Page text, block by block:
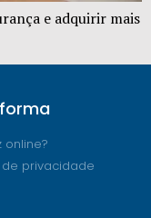
e adquirir mais
online?
de privacidade